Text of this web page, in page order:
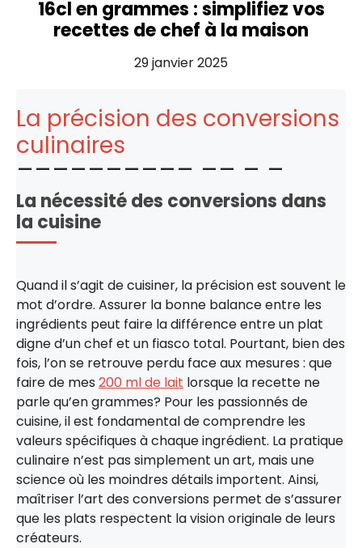
16cl en grammes : simplifiez vos
recettes de chef à la maison
29 janvier 2025
La précision des conversions
culinaires
La nécessité des conversions dans
la cuisine
Quand il s’agit de cuisiner, la précision est souvent le
mot d’ordre. Assurer la bonne balance entre les
ingrédients peut faire la différence entre un plat
digne d’un chef et un fiasco total. Pourtant, bien des
fois, l’on se retrouve perdu face aux mesures : que
faire de mes 200 ml de lait lorsque la recette ne
parle qu’en grammes? Pour les passionnés de
cuisine, il est fondamental de comprendre les
valeurs spécifiques à chaque ingrédient. La pratique
culinaire n’est pas simplement un art, mais une
science où les moindres détails importent. Ainsi,
maîtriser l’art des conversions permet de s’assurer
que les plats respectent la vision originale de leurs
créateurs.